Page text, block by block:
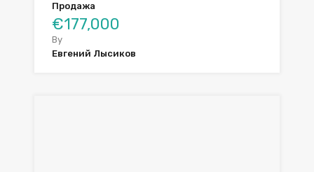
Продажа
€177,000
By
Евгений Лысиков